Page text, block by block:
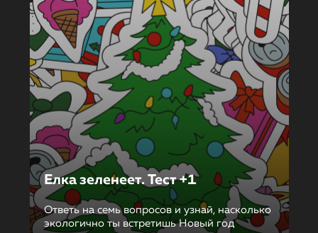
Елка зеленеет. Тест +1
Ответь на семь вопросов и узнай, насколько
экологично ты встретишь Новый год